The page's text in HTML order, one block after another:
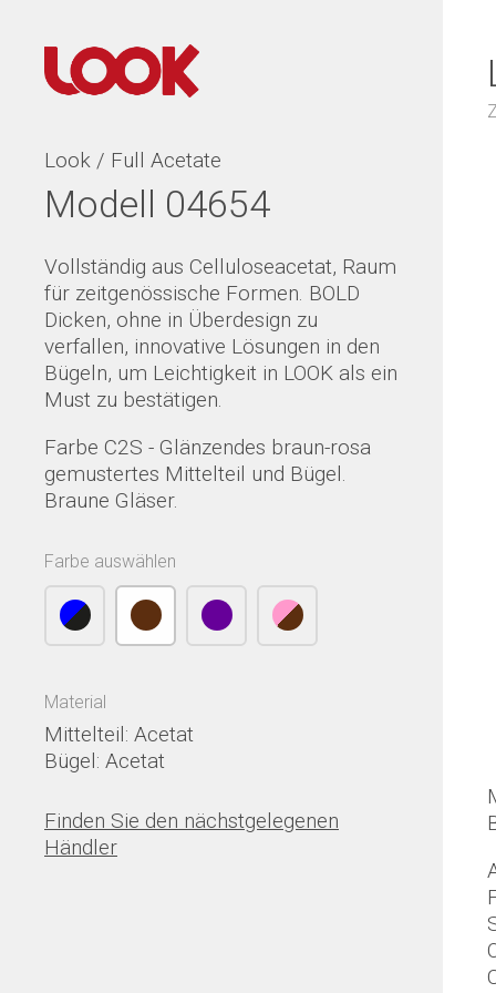
Look / Full Acetate
Modell 04654
Vollständig aus Celluloseacetat, Raum
für zeitgenössische Formen. BOLD
Dicken, ohne in Überdesign zu
verfallen, innovative Lösungen in den
Bügeln, um Leichtigkeit in LOOK als ein
Must zu bestätigen.
Farbe C2S - Glänzendes braun-rosa
gemustertes Mittelteil und Bügel.
Braune Gläser.
Farbe auswählen
Material
Mittelteil: Acetat
Bügel: Acetat
Finden Sie den nächstgelegenen
Händler